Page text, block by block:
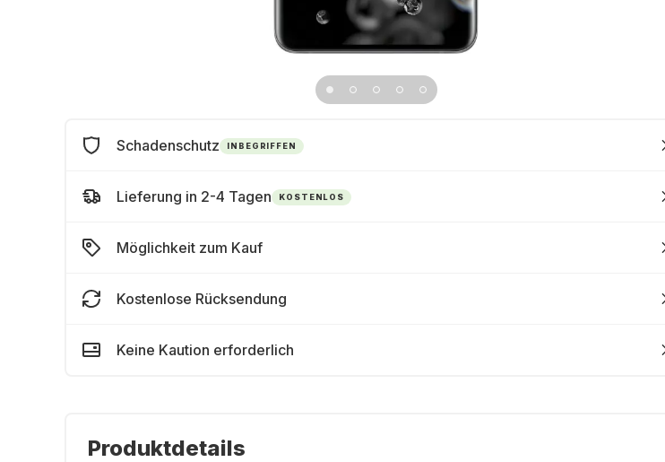
Schadenschutz INBEGRIFFEN
Lieferung in 2-4 Tagen KOSTENLOS
Möglichkeit zum Kauf
Kostenlose Rücksendung
Keine Kaution erforderlich
Produktdetails